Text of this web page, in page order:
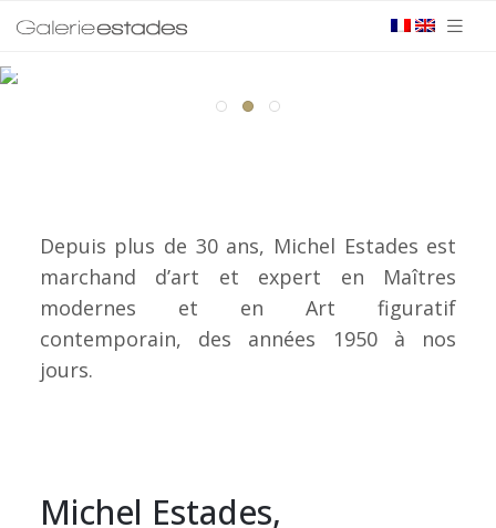
Exposition virtuelle
Depuis plus de 30 ans, Michel Estades est
marchand d’art et expert en Maîtres
modernes et en Art figuratif
contemporain, des années 1950 à nos
jours.
Michel Estades,